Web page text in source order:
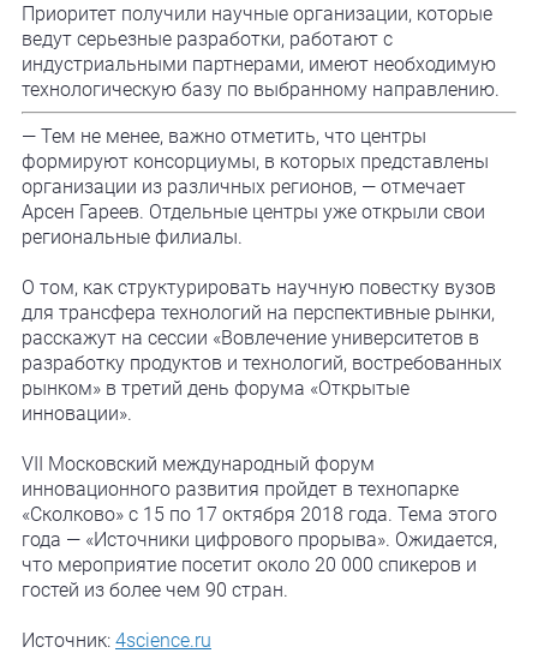
Приоритет получили научные организации, которые
ведут серьезные разработки, работают с
индустриальными партнерами, имеют необходимую
технологическую базу по выбранному направлению.
— Тем не менее, важно отметить, что центры
формируют консорциумы, в которых представлены
организации из различных регионов, — отмечает
Арсен Гареев. Отдельные центры уже открыли свои
региональные филиалы.
О том, как структурировать научную повестку вузов
для трансфера технологий на перспективные рынки,
расскажут на сессии «Вовлечение университетов в
разработку продуктов и технологий, востребованных
рынком» в третий день форума «Открытые
инновации».
VII Московский международный форум
инновационного развития пройдет в технопарке
«Сколково» с 15 по 17 октября 2018 года. Тема этого
года — «Источники цифрового прорыва». Ожидается,
что мероприятие посетит около 20 000 спикеров и
гостей из более чем 90 стран.
Источник: 4science.ru